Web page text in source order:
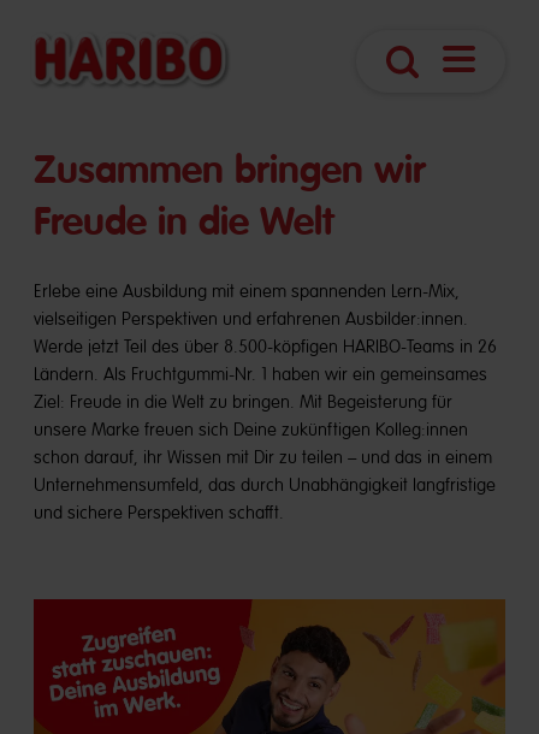
​​Zusammen bringen wir
Freude in die Welt
Erlebe eine Ausbildung mit einem spannenden Lern-Mix,
vielseitigen Perspektiven und erfahrenen Ausbilder:innen.
Werde jetzt Teil des über 8.500-köpfigen HARIBO-Teams in 26
Ländern. Als Fruchtgummi-Nr. 1 haben wir ein gemeinsames
Ziel: Freude in die Welt zu bringen. Mit Begeisterung für
unsere Marke freuen sich Deine zukünftigen Kolleg:innen
schon darauf, ihr Wissen mit Dir zu teilen – und das in einem
Unternehmensumfeld, das durch Unabhängigkeit langfristige
und sichere Perspektiven schafft.​